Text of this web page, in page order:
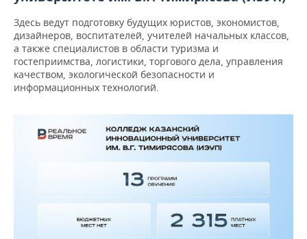
Здесь ведут подготовку будущих юристов, экономистов,
дизайнеров, воспитателей, учителей начальных классов,
а также специалистов в области туризма и
гостеприимства, логистики, торгового дела, управления
качеством, экологической безопасности и
информационных технологий.